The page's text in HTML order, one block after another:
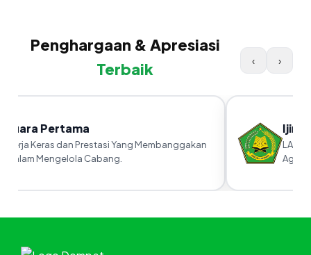
Penghargaan & Apresiasi
Terbaik
‹ ›
Juara Pertama
Kerja Keras dan Prestasi Yang Membanggakan
Dalam Mengelola Cabang.
Ijin
LAZ
Agama